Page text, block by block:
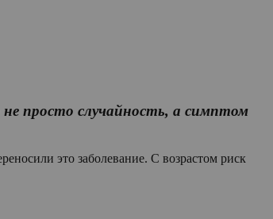
просто случайность, а симптом
это заболевание. С возрастом риск